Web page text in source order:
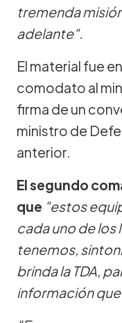
tremenda
adelante".
El material fue
comodato al
firma de un
ministro de
anterior.
El segundo
que "estos
cada uno de
tenemos,
brinda la TDA,
información